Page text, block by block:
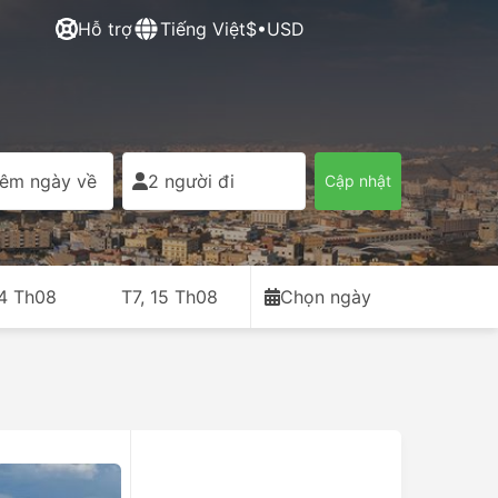
Hỗ trợ Tiếng Việt$•USD
ngày về 2 người đi Cập nhật
Th08 T7, 15 Th08 Chọn ngày